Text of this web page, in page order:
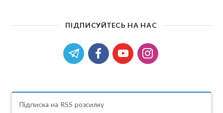
ПІДПИСУЙТЕСЬ НА НАС
Підписка на RSS розсилку